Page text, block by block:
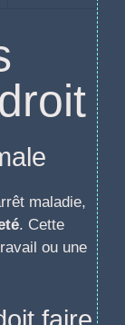
maladie,
. Cette
ou une